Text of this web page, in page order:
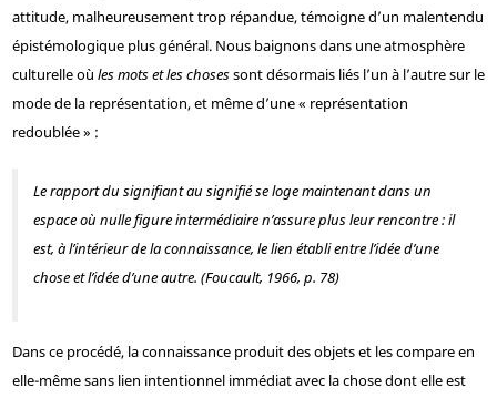
attitude, malheureusement trop répandue, témoigne d’un malentendu
épistémologique plus général. Nous baignons dans une atmosphère
culturelle où les mots et les chosessont désormais liés l’un à l’autre sur le
mode de la représentation, et même d’une « représentation
redoublée » :
Le rapport du signifiant au signifié se loge maintenant dans un
espace où nulle figure intermédiaire n’assure plus leur rencontre : il
est, à l’intérieur de la connaissance, le lien établi entrel’idée d’une
chose et l’idée d’une autre. (Foucault, 1966, p. 78)
Dans ce procédé, la connaissance produit des objets et les compare en
elle-même sans lien intentionnel immédiat avec la chose dont elle est